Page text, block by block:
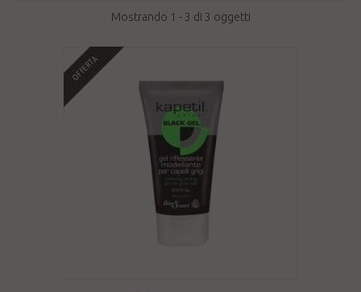
Mostrando 1 - 3 di 3 oggetti
OFFERTA